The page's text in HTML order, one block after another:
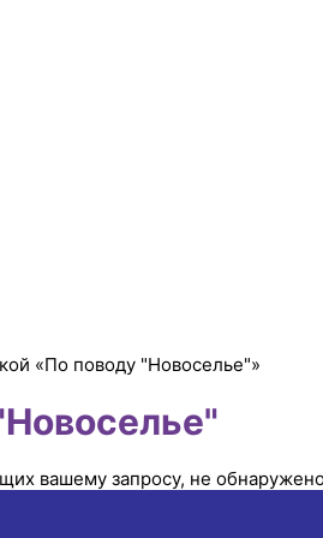
«По поводу "Новоселье"»
вашему запросу, не